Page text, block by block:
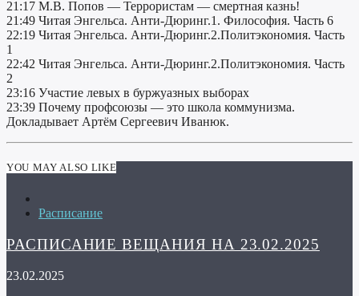
21:17 М.В. Попов — Террористам — смертная казнь!
21:49 Читая Энгельса. Анти-Дюринг.1. Философия. Часть 6
22:19 Читая Энгельса. Анти-Дюринг.2.Политэкономия. Часть
1
22:42 Читая Энгельса. Анти-Дюринг.2.Политэкономия. Часть
2
23:16 Участие левых в буржуазных выборах
23:39 Почему профсоюзы — это школа коммунизма.
Докладывает Артём Сергеевич Иванюк.
YOU MAY ALSO LIKE
Расписание
РАСПИСАНИЕ ВЕЩАНИЯ НА 23.02.2025
23.02.2025